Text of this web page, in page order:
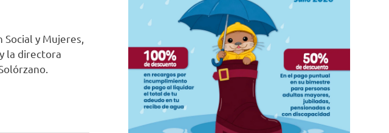
y Mujeres,
la directora